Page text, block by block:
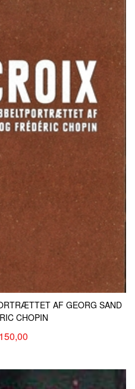
NYHEDSBREV
Salgsbetingelser
AF GEORG SAND
CHOPIN